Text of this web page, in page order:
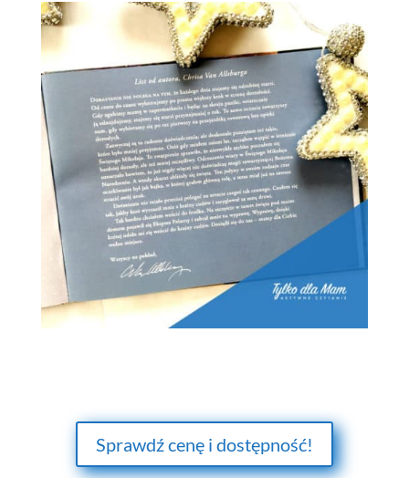
Sprawdź cenę i dostępność!